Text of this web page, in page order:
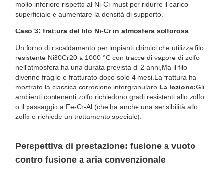
molto inferiore rispetto al Ni-Cr must per ridurre il carico
superficiale e aumentare la densità di supporto.
Caso 3: frattura del filo Ni-Cr in atmosfera solforosa
Un forno di riscaldamento per impianti chimici che utilizza filo
resistente Ni80Cr20 a 1000 °C con tracce di vapore di zolfo
nell'atmosfera ha una durata prevista di 2 anni,Ma il filo
divenne fragile e fratturato dopo solo 4 mesi.La frattura ha
mostrato la classica corrosione intergranulare.La lezione:Gli
ambienti contenenti zolfo richiedono gradi resistenti allo zolfo
o il passaggio a Fe-Cr-Al (che ha anche una sensibilità allo
zolfo e richiede un trattamento speciale).
Perspettiva di prestazione: fusione a vuoto
contro fusione a aria convenzionale